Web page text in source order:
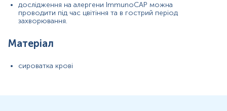
Показання до призначення
Діагностика алергічних захворювань (харчова алергія,
дослідження на алергени ІmmunoCAP можна
проводити під час цвітіння та в гострий період
захворювання.
Матеріал
сироватка крові